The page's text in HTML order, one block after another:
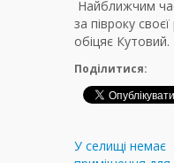
Найближчим
за півроку
обіцяє Кутовий.
Поділитися:
У селищі немає